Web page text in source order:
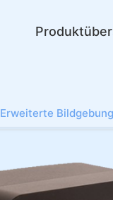
Erweiterte